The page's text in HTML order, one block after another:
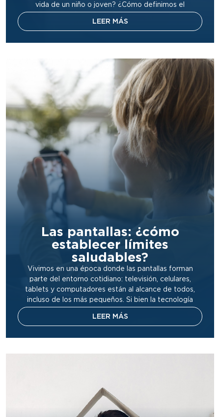
vida de un niño o joven? ¿Cómo definimos el
verdadero éxito como padres y educadores
cristianos? En John Andrews Adventist Academy,
LEER MÁS
Las pantallas: ¿cómo
establecer límites
saludables?
Vivimos en una época donde las pantallas forman
parte del entorno cotidiano: televisión, celulares,
tablets y computadores están al alcance de todos,
incluso de los más pequeños. Si bien la tecnología
puede ser una herramienta educativa valiosa, también
puede convertirse en un obstáculo para el desarrollo
LEER MÁS